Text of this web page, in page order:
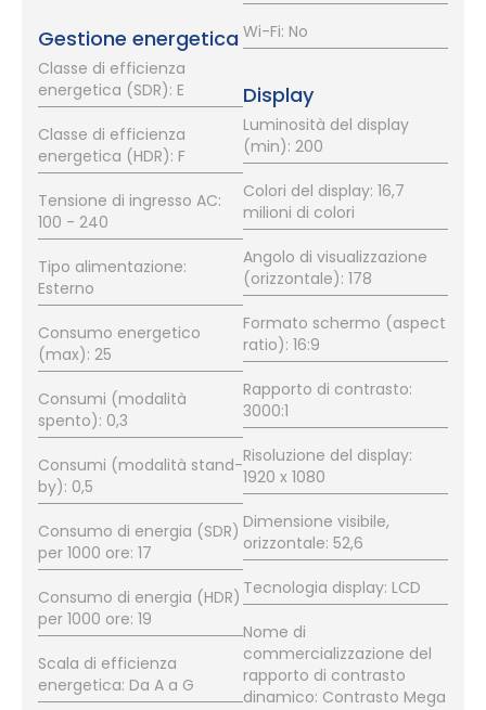
Gestione energetica
Classe di efficienza
energetica (SDR): E
Classe di efficienza
energetica (HDR): F
Tensione di ingresso AC:
100 - 240
Tipo alimentazione:
Esterno
Consumo energetico
(max): 25
Consumi (modalità
spento): 0,3
Consumi (modalità stand-
by): 0,5
Consumo di energia (SDR)
per 1000 ore: 17
Consumo di energia (HDR)
per 1000 ore: 19
Scala di efficienza
energetica: Da A a G
Wi-Fi: No
Display
Luminosità del display
(min): 200
Colori del display: 16,7
milioni di colori
Angolo di visualizzazione
(orizzontale): 178
Formato schermo (aspect
ratio): 16:9
Rapporto di contrasto:
3000:1
Risoluzione del display:
1920 x 1080
Dimensione visibile,
orizzontale: 52,6
Tecnologia display: LCD
Nome di
commercializzazione del
rapporto di contrasto
dinamico: Contrasto Mega